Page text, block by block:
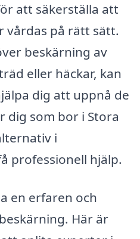
att säkerställa att
vårdas på rätt sätt.
beskärning av
eller häckar, kan
dig att uppnå de
dig som bor i Stora
i
professionell hjälp.
en erfaren och
Här är